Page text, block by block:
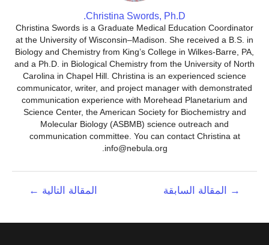
Christina Swords, Ph.D.
Christina Swords is a Graduate Medical Education Coordinator
at the University of Wisconsin–Madison. She received a B.S. in
Biology and Chemistry from King’s College in Wilkes-Barre, PA,
and a Ph.D. in Biological Chemistry from the University of North
Carolina in Chapel Hill. Christina is an experienced science
communicator, writer, and project manager with demonstrated
communication experience with Morehead Planetarium and
Science Center, the American Society for Biochemistry and
Molecular Biology (ASBMB) science outreach and
communication committee. You can contact Christina at
info@nebula.org.
→ المقالة السابقة المقالة التالية ←